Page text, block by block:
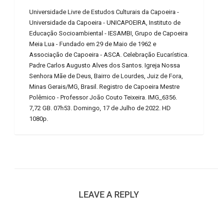
Universidade Livre de Estudos Culturais da Capoeira -
Universidade da Capoeira - UNICAPOEIRA, Instituto de
Educação Socioambiental - IESAMBI, Grupo de Capoeira
Meia Lua - Fundado em 29 de Maio de 1962 e
Associação de Capoeira - ASCA. Celebração Eucarística.
Padre Carlos Augusto Alves dos Santos. Igreja Nossa
Senhora Mãe de Deus, Bairro de Lourdes, Juiz de Fora,
Minas Gerais/MG, Brasil. Registro de Capoeira Mestre
Polêmico - Professor João Couto Teixeira. IMG_6356.
7,72 GB. 07h53. Domingo, 17 de Julho de 2022. HD
1080p.
LEAVE A REPLY